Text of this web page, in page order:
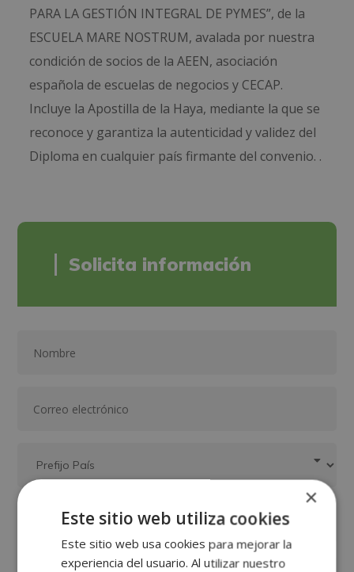
PARA LA GESTIÓN INTEGRAL DE PYMES”, de la
ESCUELA MARE NOSTRUM, avalada por nuestra
condición de socios de la AEEN, asociación
española de escuelas de negocios y CECAP.
Incluye la Apostilla de la Haya, mediante la que se
reconoce y garantiza la autenticidad y validez del
Diploma en cualquier país firmante del convenio. .
Solicita información
×
Este sitio web utiliza cookies
Este sitio web usa cookies para mejorar la
experiencia del usuario. Al utilizar nuestro